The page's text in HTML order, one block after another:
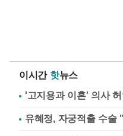
이시간 핫뉴스
'고지용과 이혼' 의사
유혜정, 자궁적출 수